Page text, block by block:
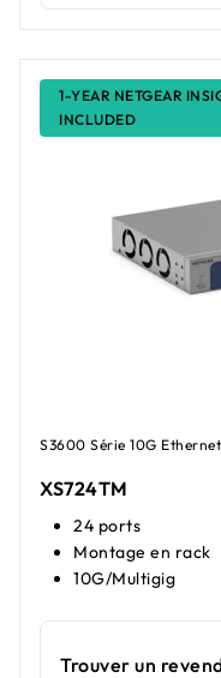
1-YEAR NETGEAR
INCLUDED
S3600 Série 10G
XS724TM
24 ports
Montage en rack
10G/Multigig
Trouver un